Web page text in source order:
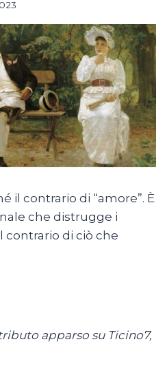
il contrario di “amore”. È
che distrugge i
contrario di ciò che
apparso su Ticino7,